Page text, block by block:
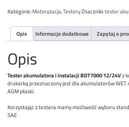
Kategorie:Motoryzacja,TesteryZnaczniki:tester
Opis Informacje dodatkowe Zapytaj o
Opis
Tester akumulatora i instalacji BDT7000 12/24Vz
drukarką przeznaczony jest dla akumulatorów WET
AGM płaski.
Korzystając z testera mamy możliwość wyboru
SAE